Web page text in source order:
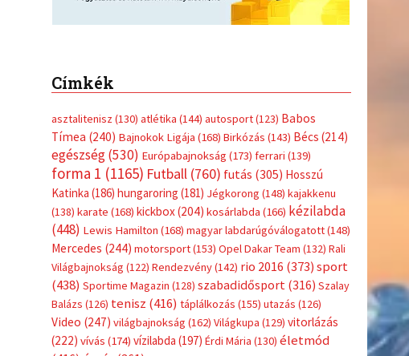
Címkék
asztalitenisz (130) atlétika (144) autosport(123) Babos
Tímea (240) Bajnokok Ligája (168) Birkózás (143) Bécs (214)
egészség(530) Európabajnokság (173) ferrari (139)
forma 1 (1165) Futball(760) futás (305) Hosszú
Katinka (186) hungaroring (181) Jégkorong (148) kajakkenu
(138) karate (168) kickbox(204) kosárlabda (166) kézilabda
(448) Lewis Hamilton (168) magyar labdarúgóválogatott(148)
Mercedes (244) motorsport(153) Opel Dakar Team (132) Rali
Világbajnokság (122) Rendezvény(142) rio 2016 (373) sport
(438) Sportime Magazin (128) szabadidősport (316) Szalay
Balázs (126) tenisz (416) táplálkozás (155) utazás (126)
Video (247) világbajnokság (162) Világkupa (129) vitorlázás
(222) vívás (174) vízilabda (197) Érdi Mária (130) életmód